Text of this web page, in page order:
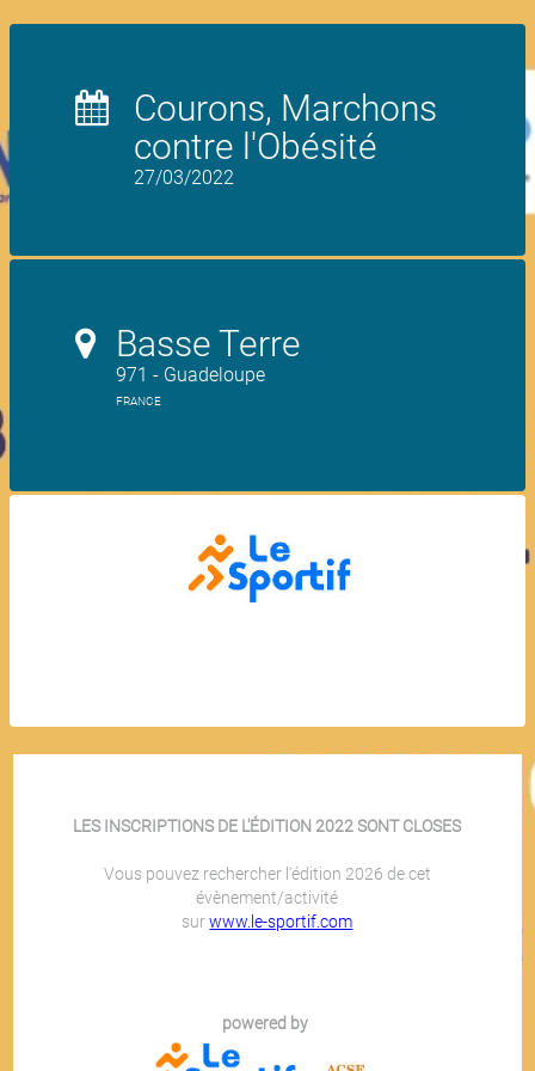
Courons, Marchons
contre l'Obésité
27/03/2022
Basse Terre
971 - Guadeloupe
FRANCE
LES INSCRIPTIONS DE L'ÉDITION 2022 SONT CLOSES
Vous pouvez rechercher l'édition 2026 de cet
évènement/activité
surwww.le-sportif.com
powered by